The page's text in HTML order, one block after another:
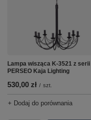
Lampa wisząca K-3521 z serii
PERSEO Kaja Lighting
530,00 zł / szt.
+ Dodaj do porównania